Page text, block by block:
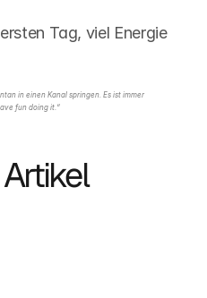
Tag, viel Energie
in einen Kanal springen. Es ist immer
fun doing it.“